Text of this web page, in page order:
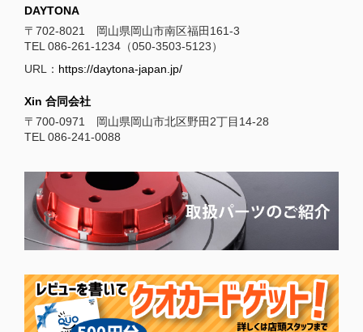
DAYTONA
〒702-8021 岡山県岡山市南区福田161-3
TEL 086-261-1234（050-3503-5123）
URL： https://daytona-japan.jp/
Xin 合同会社
〒700-0971 岡山県岡山市北区野田2丁目14-28
TEL 086-241-0088